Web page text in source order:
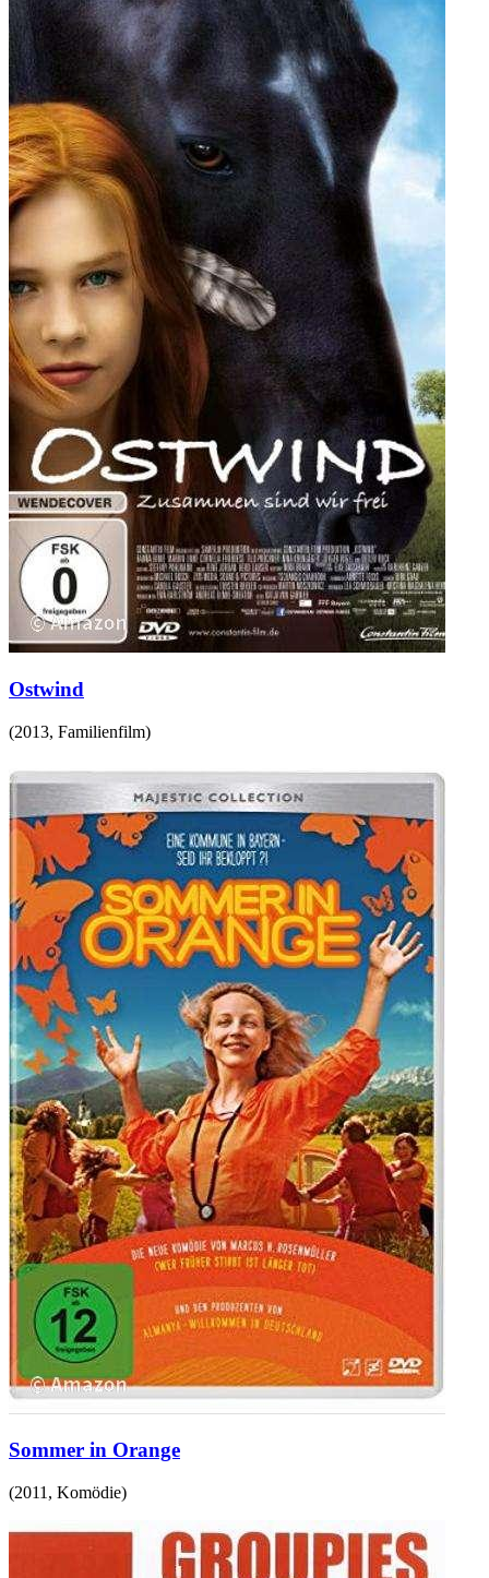
Ostwind
(2013, Familienfilm)
Sommer in Orange
(2011 , Komödie)